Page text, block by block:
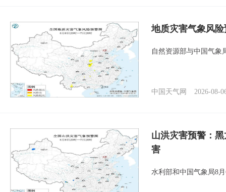
地质灾害气象风
自然资源部与中国气象
中国天气网 2026-08-
山洪灾害预警：
害
水利部和中国气象局8